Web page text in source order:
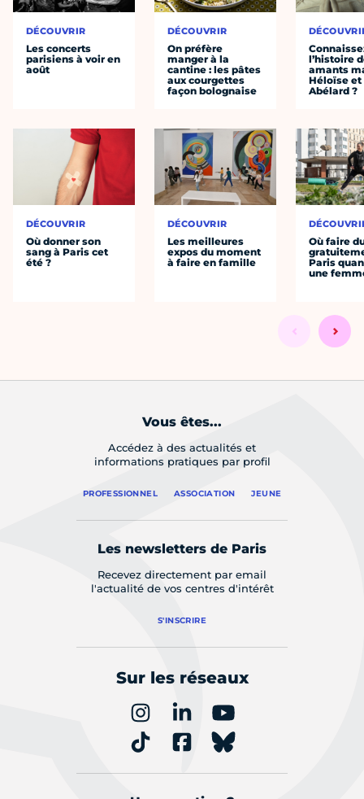
DÉCOUVRIR
Les concerts
parisiens à voir en
août
DÉCOUVRIR
Où donner son
sang à Paris cet
été ?
DÉCOUVRIR
On préfère
manger à la
cantine : les pâtes
aux courgettes
façon bolognaise
DÉCOUVRIR
Les meilleures
expos du moment
à faire en famille
l’histoire
amants
Héloïse et
Abélard ?
Où faire
Paris
une
Vous êtes...
Accédez à des actualités et
informations pratiques par profil
PROFESSIONNEL ASSOCIATION JEUNE
Les newsletters de Paris
Recevez directement par email
l'actualité de vos centres d'intérêt
S'INSCRIRE
Sur les réseaux